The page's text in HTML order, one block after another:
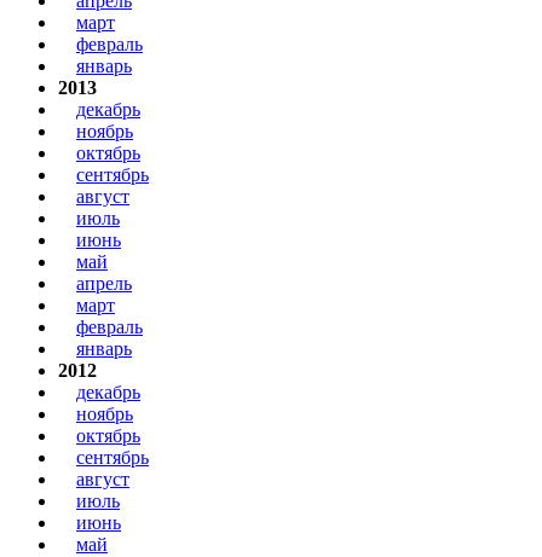
март
февраль
январь
2013
декабрь
ноябрь
октябрь
сентябрь
август
июль
июнь
май
апрель
март
февраль
январь
2012
декабрь
ноябрь
октябрь
сентябрь
август
июль
июнь
май